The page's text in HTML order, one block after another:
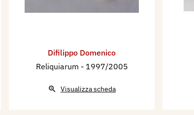
Difilippo Domenico
Reliquiarum - 1997/2005
Visualizza scheda